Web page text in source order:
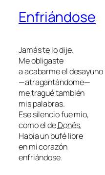
Enfriándose
Jamás te lo dije.
Me obligaste
a acabarme el desayuno
—atragantándome—
me tragué también
mis palabras.
Ese silencio fue mío,
como el deDonés.
Había un bufé libre
en mi corazón
enfriándose.